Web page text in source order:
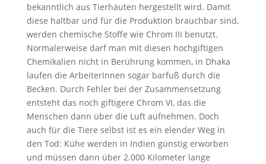
bekanntlich aus Tierhäuten hergestellt wird. Damit
diese haltbar und für die Produktion brauchbar sind,
werden chemische Stoffe wie Chrom III benutzt.
Normalerweise darf man mit diesen hochgiftigen
Chemikalien nicht in Berührung kommen, in Dhaka
laufen die ArbeiterInnen sogar barfuß durch die
Becken. Durch Fehler bei der Zusammensetzung
entsteht das noch giftigere Chrom VI, das die
Menschen dann über die Luft aufnehmen. Doch
auch für die Tiere selbst ist es ein elender Weg in
den Tod: Kühe werden in Indien günstig erworben
und müssen dann über 2.000 Kilometer lange